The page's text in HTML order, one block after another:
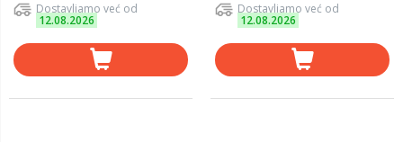
Dostavljamo već od
12.08.2026
Dostavljamo već od
12.08.2026